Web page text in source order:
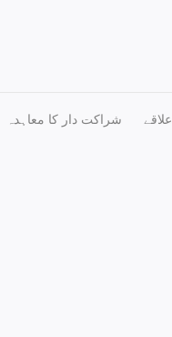
شراکت دار کا معاہدہ